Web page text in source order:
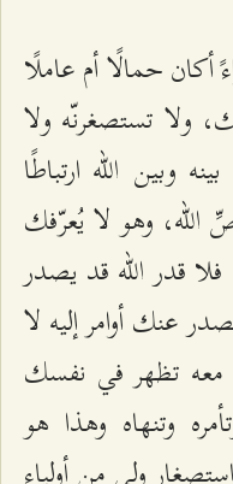
حمالًا أم عاملًا
ولا تستصغرنّه ولا
وبين الله ارتباطًا
وهو لا يُعرّفك
قدر الله قد يصدر
عنك أوامر إليه لا
معه تظهر في نفسك
وتنهاه وهذا هو
وليٍ من أولياء